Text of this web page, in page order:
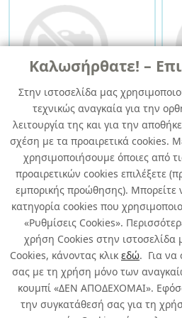
Καλωσήρθατε! –
Στην ιστοσελίδα μας
τεχνικώς αναγκαία για την
λειτουργία της και για την
σχέση με τα προαιρετικά cookies.
χρησιμοποιήσουμε όποιες από
προαιρετικών cookies επιλέξετε
εμπορικής προώθησης). Μπορείτε
κατηγορία cookies που
«Ρυθμίσεις Cookies».
χρήση Cookies στην ιστοσελίδα
Cookies, κάνοντας κλικ εδώ. Για να
σας με τη χρήση μόνο των
κουμπί «ΔΕΝ ΑΠΟΔΕΧΟΜΑΙ».
την συγκατάθεσή σας για τη
YALE ΛΟΥΚΕΤΟ
ΜΠΡΟΥΤΖΙΝΟ 25ΜΜ KEY
ALIKE 17
Κωδ.: 110251796
6τμχ/ συσκευασία
Περισσότερα
1 2